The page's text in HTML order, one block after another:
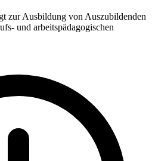
zur Ausbildung von Auszubildenden
und arbeitspädagogischen